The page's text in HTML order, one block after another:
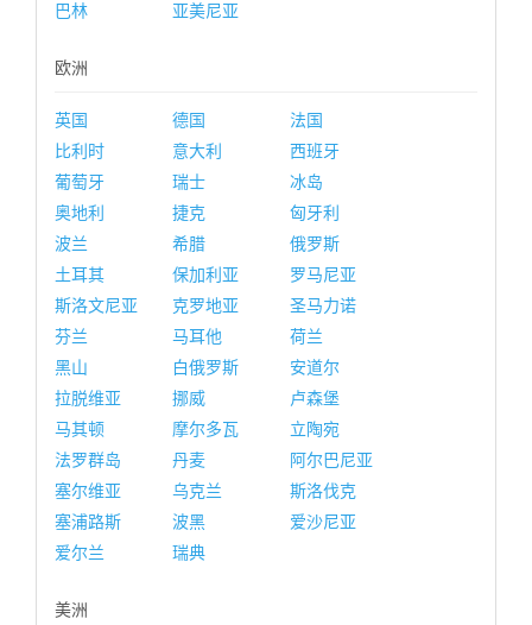
巴林
亚美尼亚
欧洲
英国 德国
法国
比利时
意大利
西班牙
葡萄牙
瑞士
冰岛
奥地利
捷克
匈牙利
波兰
希腊
俄罗斯
土耳其
保加利亚
罗马尼亚
斯洛文尼亚
克罗地亚
圣马力诺
芬兰
马耳他
荷兰
黑山
白俄罗斯
安道尔
拉脱维亚
挪威
卢森堡
马其顿
摩尔多瓦
立陶宛
法罗群岛
丹麦
阿尔巴尼亚
塞尔维亚
乌克兰
斯洛伐克
塞浦路斯
波黑
爱沙尼亚
爱尔兰
瑞典
美洲